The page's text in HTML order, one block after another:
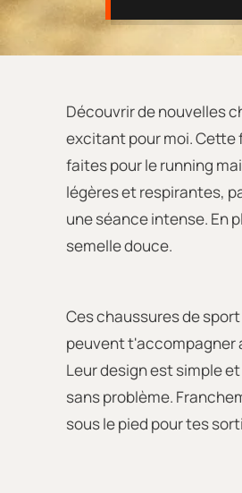
Découvrir de nouvelles
excitant pour moi. Cette
faites pour le running
légères et respirantes,
une séance intense. En
semelle douce.
Ces chaussures de
peuvent t'accompagner
Leur design est simple
sans problème.
sous le pied pour tes